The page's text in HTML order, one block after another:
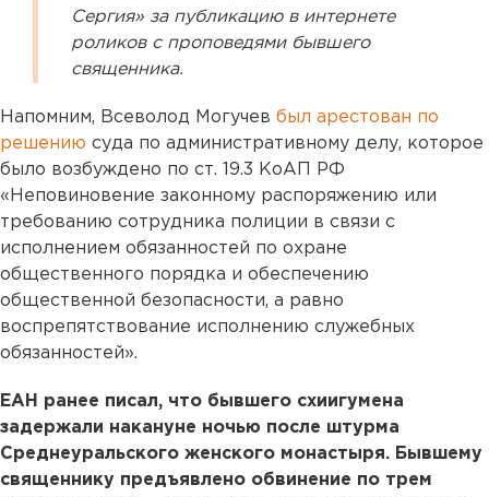
Сергия» за публикацию в интернете
роликов с проповедями бывшего
священника.
Напомним, Всеволод Могучев был арестован по
решению суда по административному делу, которое
было возбуждено по ст. 19.3 КоАП РФ
«Неповиновение законному распоряжению или
требованию сотрудника полиции в связи с
исполнением обязанностей по охране
общественного порядка и обеспечению
общественной безопасности, а равно
воспрепятствование исполнению служебных
обязанностей».
ЕАН ранее писал, что бывшего схиигумена
задержали накануне ночью после штурма
Среднеуральского женского монастыря. Бывшему
священнику предъявлено обвинение по трем